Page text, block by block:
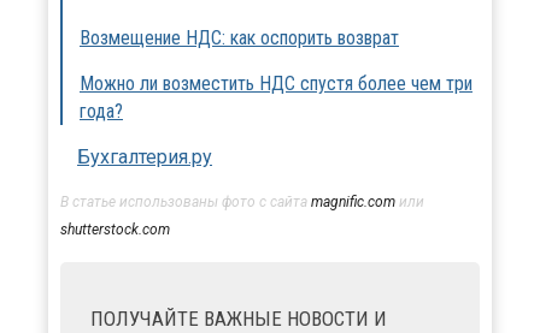
Возмещение НДС: как оспорить возврат
Можно ли возместить НДС спустя более чем три
года?
Бухгалтерия.ру
В статье использованы фото с сайта magnific.com или
shutterstock.com
ПОЛУЧАЙТЕ ВАЖНЫЕ НОВОСТИ И